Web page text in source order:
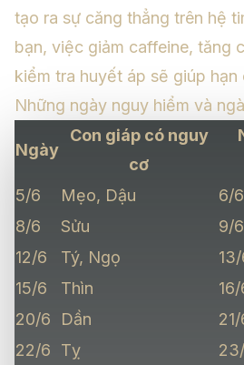
tạo ra sự căng thẳng trên hệ
bạn, việc giảm caffeine, tăng
kiểm tra huyết áp sẽ giúp hạn
Những ngày nguy hiểm và
Ngày
Con giáp có nguy
cơ
5/6
Mẹo, Dậu
6/
8/6
Sửu
9/
12/6
Tý, Ngọ
15/6
Thìn
20/6
Dần
22/6
Tỵ